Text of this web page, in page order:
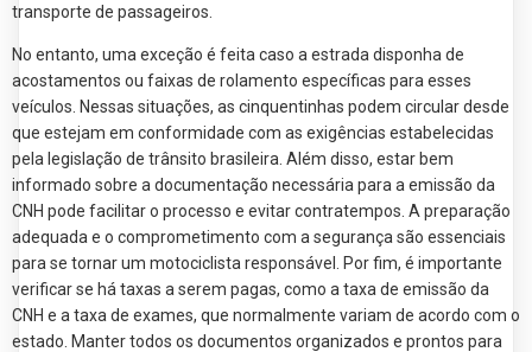
transporte de passageiros.
No entanto, uma exceção é feita caso a estrada disponha de
acostamentos ou faixas de rolamento específicas para esses
veículos. Nessas situações, as cinquentinhas podem circular desde
que estejam em conformidade com as exigências estabelecidas
pela legislação de trânsito brasileira. Além disso, estar bem
informado sobre a documentação necessária para a emissão da
CNH pode facilitar o processo e evitar contratempos. A preparação
adequada e o comprometimento com a segurança são essenciais
para se tornar um motociclista responsável. Por fim, é importante
verificar se há taxas a serem pagas, como a taxa de emissão da
CNH e a taxa de exames, que normalmente variam de acordo com o
estado. Manter todos os documentos organizados e prontos para